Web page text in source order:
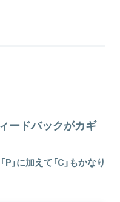
ードバックがカギ
」に加えて「C」もかなり